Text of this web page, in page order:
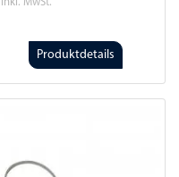
Produktdetails